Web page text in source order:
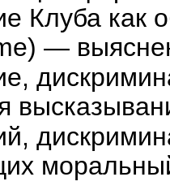
Клуба как
—